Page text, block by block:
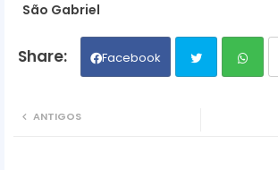
São Gabriel
Facebook
ANTIGOS